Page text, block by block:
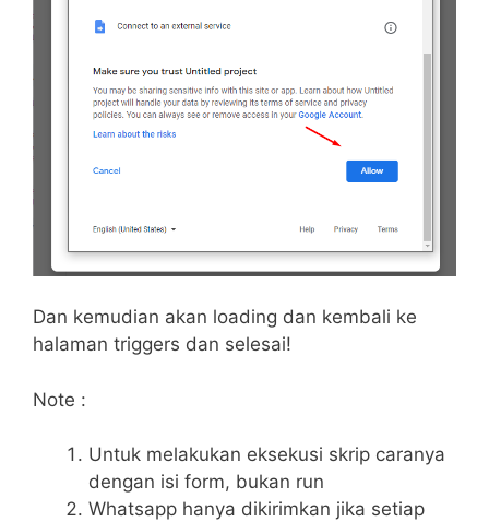
Dan kemudian akan loading dan kembali ke
halaman triggers dan selesai!
Note :
Untuk melakukan eksekusi skrip caranya
dengan isi form, bukan run
Whatsapp hanya dikirimkan jika setiap